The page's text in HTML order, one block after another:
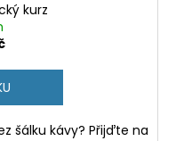
kurz
šálku kávy? Přijďte na